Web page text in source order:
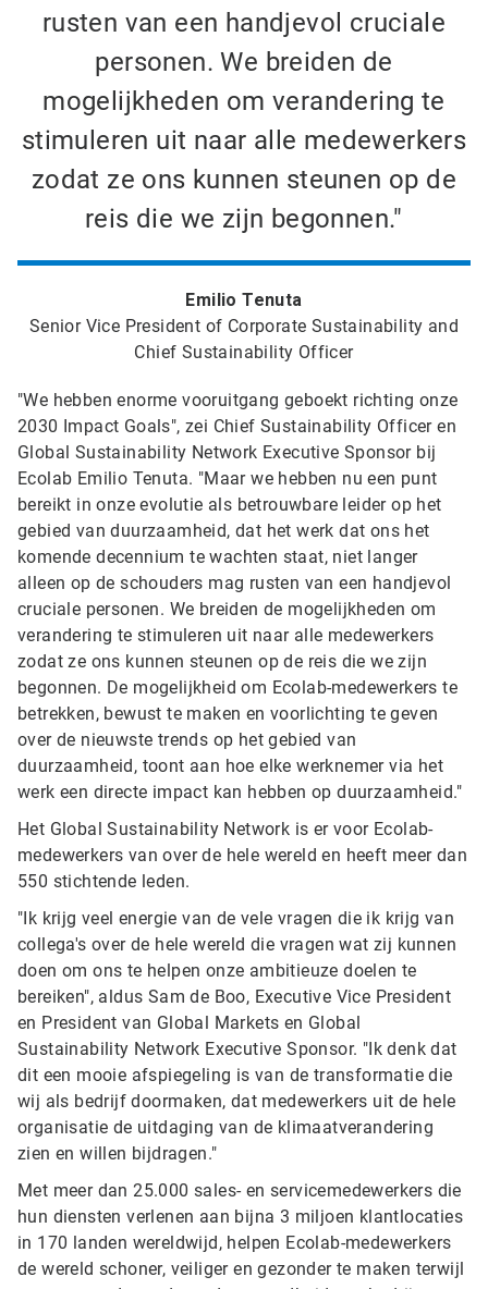
rusten van een handjevol cruciale
personen. We breiden de
mogelijkheden om verandering te
stimuleren uit naar alle medewerkers
zodat ze ons kunnen steunen op de
reis die we zijn begonnen."
Emilio Tenuta
Senior Vice President of Corporate Sustainability and
Chief Sustainability Officer
"We hebben enorme vooruitgang geboekt richting onze
2030 Impact Goals", zei Chief Sustainability Officer en
Global Sustainability Network Executive Sponsor bij
Ecolab Emilio Tenuta. "Maar we hebben nu een punt
bereikt in onze evolutie als betrouwbare leider op het
gebied van duurzaamheid, dat het werk dat ons het
komende decennium te wachten staat, niet langer
alleen op de schouders mag rusten van een handjevol
cruciale personen. We breiden de mogelijkheden om
verandering te stimuleren uit naar alle medewerkers
zodat ze ons kunnen steunen op de reis die we zijn
begonnen. De mogelijkheid om Ecolab-medewerkers te
betrekken, bewust te maken en voorlichting te geven
over de nieuwste trends op het gebied van
duurzaamheid, toont aan hoe elke werknemer via het
werk een directe impact kan hebben op duurzaamheid."
Het Global Sustainability Network is er voor Ecolab-
medewerkers van over de hele wereld en heeft meer dan
550 stichtende leden.
"Ik krijg veel energie van de vele vragen die ik krijg van
collega's over de hele wereld die vragen wat zij kunnen
doen om ons te helpen onze ambitieuze doelen te
bereiken", aldus Sam de Boo, Executive Vice President
en President van Global Markets en Global
Sustainability Network Executive Sponsor. "Ik denk dat
dit een mooie afspiegeling is van de transformatie die
wij als bedrijf doormaken, dat medewerkers uit de hele
organisatie de uitdaging van de klimaatverandering
zien en willen bijdragen."
Met meer dan 25.000 sales- en servicemedewerkers die
hun diensten verlenen aan bijna 3 miljoen klantlocaties
in 170 landen wereldwijd, helpen Ecolab-medewerkers
de wereld schoner, veiliger en gezonder te maken terwijl